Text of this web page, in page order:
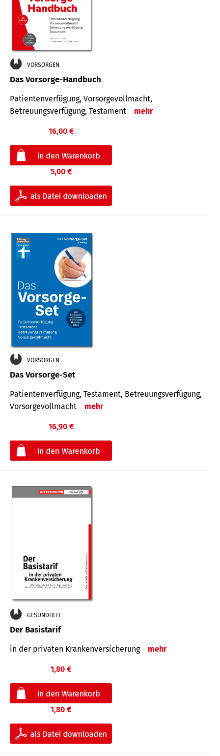
VORSORGEN
Das Vorsorge-Handbuch
Patientenverfügung, Vorsorgevollmacht,
Betreuungsverfügung, Testament
mehr
16,00 €
5,00 €
VORSORGEN
Das Vorsorge-Set
Patienten­ver­fügung, Testa­ment, Be­treuungs­verfü­gung,
Vor­sorge­voll­macht
mehr
16,90 €
GESUNDHEIT
Der Basistarif
in der privaten Kran­ken­ver­siche­rung mehr
1,80 €
1,80 €